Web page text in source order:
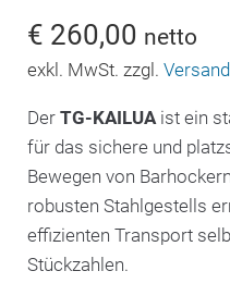
€ 260,00 netto
exkl. MwSt. zzgl.
Der TG-KAILUAist ein
für das sichere und
Bewegen von
robusten Stahlgestells
effizienten Transport
Stückzahlen.